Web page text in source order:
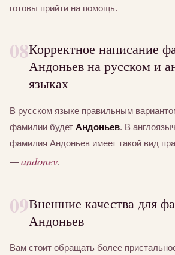
готовы прийти на помощь.
08Корректное написание
Андоньев на русском и
языках
В русском языке правильным
фамилии будет Андоньев. В
фамилия Андоньев имеет такой вид
— andonev.
09Внешние качества для
Андоньев
Вам стоит обращать более